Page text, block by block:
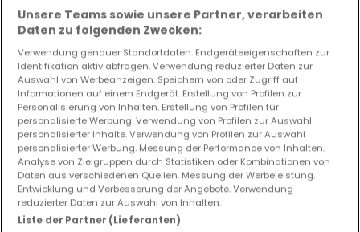
105 m² 3 2 1
EXKLUSIV AUF ATHOME
Unsere Teams sowie unsere Partner, verarbeiten
Daten zu folgenden Zwecken:
Verwendung genauer Standortdaten. Endgeräteeigenschaften zur
Identifikation aktiv abfragen. Verwendung reduzierter Daten zur
Auswahl von Werbeanzeigen. Speichern von oder Zugriff auf
Informationen auf einem Endgerät. Erstellung von Profilen zur
Personalisierung von Inhalten. Erstellung von Profilen für
personalisierte Werbung. Verwendung von Profilen zur Auswahl
personalisierter Inhalte. Verwendung von Profilen zur Auswahl
personalisierter Werbung. Messung der Performance von Inhalten.
Analyse von Zielgruppen durch Statistiken oder Kombinationen von
Daten aus verschiedenen Quellen. Messung der Werbeleistung.
Entwicklung und Verbesserung der Angebote. Verwendung
reduzierter Daten zur Auswahl von Inhalten.
Liste der Partner (Lieferanten)